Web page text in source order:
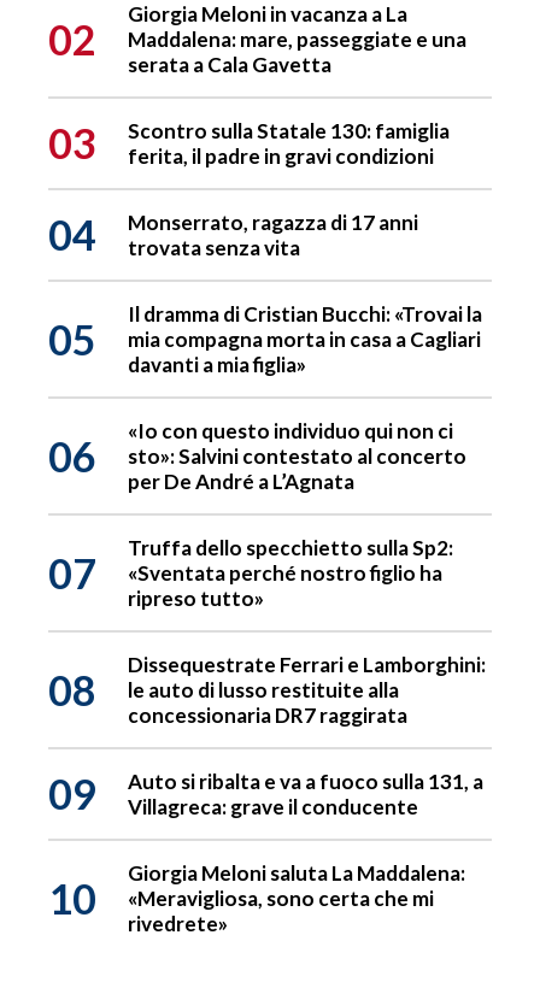
02
Giorgia Meloni in vacanza a La
Maddalena: mare, passeggiate e una
serata a Cala Gavetta
03
Scontro sulla Statale 130: famiglia
ferita, il padre in gravi condizioni
04
Monserrato, ragazza di 17 anni
trovata senza vita
05
Il dramma di Cristian Bucchi: «Trovai la
mia compagna morta in casa a Cagliari
davanti a mia figlia»
06
«Io con questo individuo qui non ci
sto»: Salvini contestato al concerto
per De André a L’Agnata
07
Truffa dello specchietto sulla Sp2:
«Sventata perché nostro figlio ha
ripreso tutto»
08
Dissequestrate Ferrari e Lamborghini:
le auto di lusso restituite alla
concessionaria DR7 raggirata
09
Auto si ribalta e va a fuoco sulla 131, a
Villagreca: grave il conducente
10
Giorgia Meloni saluta La Maddalena:
«Meravigliosa, sono certa che mi
rivedrete»